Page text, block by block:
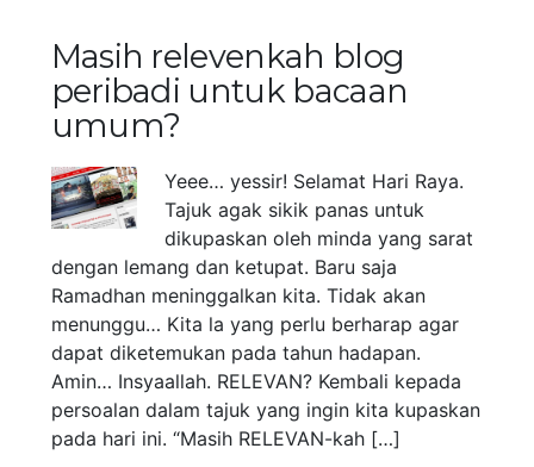
Masih relevenkah blog
peribadi untuk bacaan
umum?
Yeee… yessir! Selamat Hari Raya.
Tajuk agak sikik panas untuk
dikupaskan oleh minda yang sarat
dengan lemang dan ketupat. Baru saja
Ramadhan meninggalkan kita. Tidak akan
menunggu… Kita la yang perlu berharap agar
dapat diketemukan pada tahun hadapan.
Amin… Insyaallah. RELEVAN? Kembali kepada
persoalan dalam tajuk yang ingin kita kupaskan
pada hari ini. “Masih RELEVAN-kah […]